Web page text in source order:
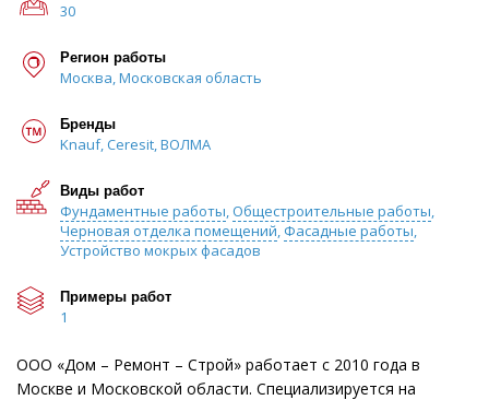
30
Регион работы
Москва, Московская область
Бренды
Knauf, Ceresit, ВОЛМА
Виды работ
Фундаментные работы,Общестроительные работы,
Черновая отделка помещений, Фасадные работы,
Устройство мокрых фасадов
Примеры работ
1
ООО «Дом – Ремонт – Строй» работает с 2010 года в
Москве и Московской области. Специализируется на